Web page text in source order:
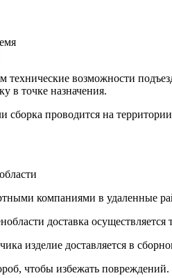
возможности
в точке назначения.
сборка проводится на территории
компаниями в удаленные
доставка
изделие доставляется в
чтобы избежать повреждений.